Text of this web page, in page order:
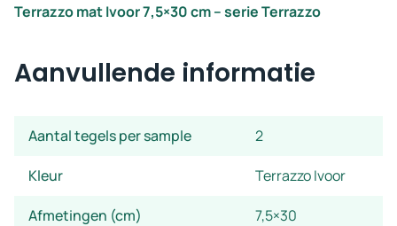
Terrazzo mat Ivoor 7,5×30 cm – serie Terrazzo
Aanvullende informatie
Aantal tegels per sample 2
Kleur Terrazzo Ivoor
Afmetingen (cm) 7,5×30